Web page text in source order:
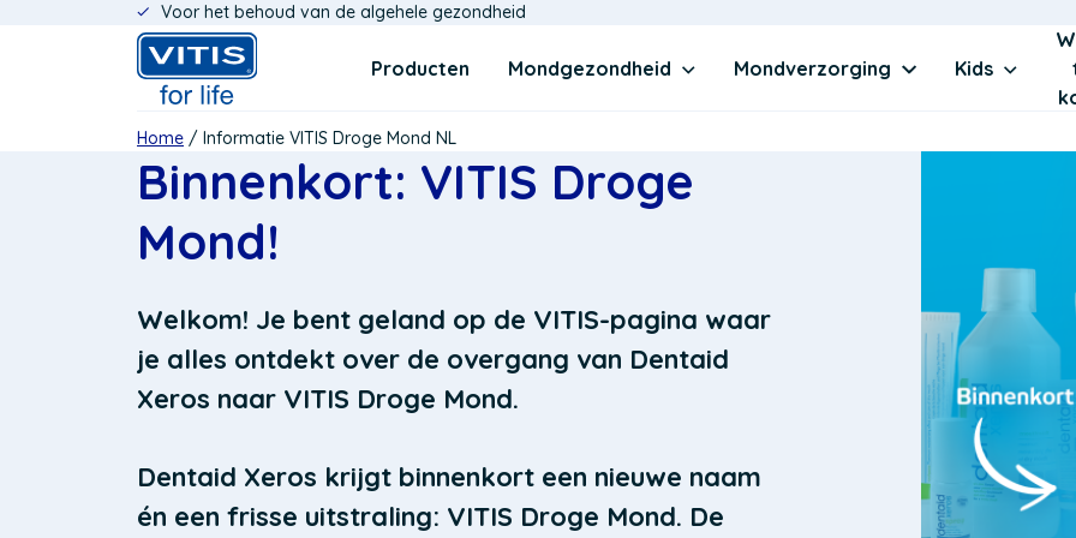
Producten
Mondgezondheid Mondverzorging Kids
Voor het behoud van de algehele gezondheid
Kruimelpad
Home Informatie VITIS Droge Mond NL
Binnenkort: VITIS Droge
Mond!
Welkom! Je bent geland op de VITIS-pagina waar
je alles ontdekt over de overgang van Dentaid
Xeros naar VITIS Droge Mond.
Dentaid Xeros krijgt binnenkort een nieuwe naam
én een frisse uitstraling: VITIS Droge Mond. De